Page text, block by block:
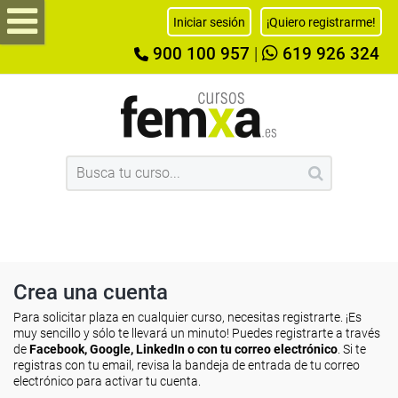
Iniciar sesión ¡Quiero registrarme!
900 100 957 619 926 324
Crea una cuenta
Para solicitar plaza en cualquier curso, necesitas registrarte. ¡Es
muy sencillo y sólo te llevará un minuto! Puedes registrarte a través
deFacebook, Google, LinkedIn o con tu correo electrónico . Si te
registras con tu email, revisa la bandeja de entrada de tu correo
electrónico para activar tu cuenta.